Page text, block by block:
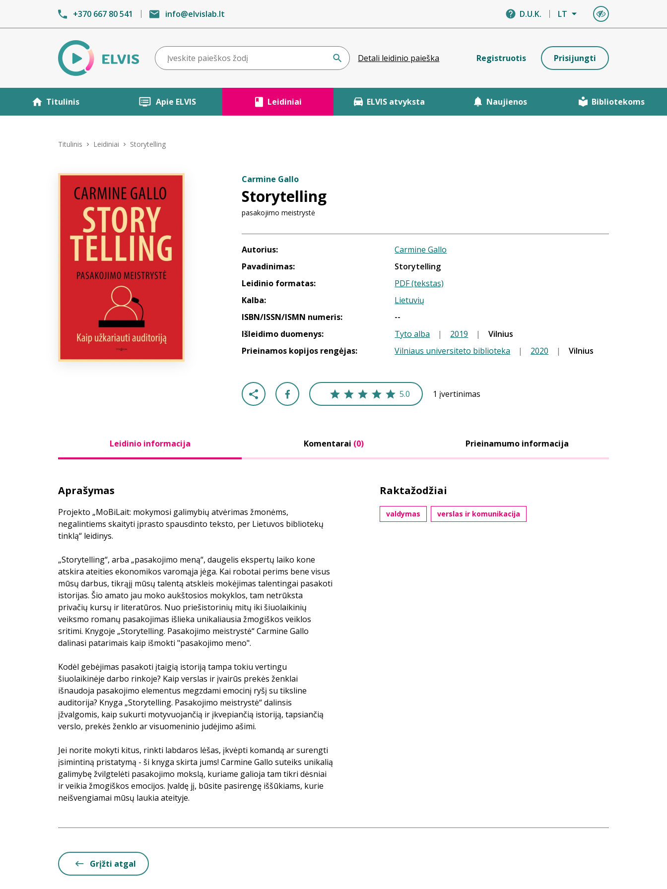
+370 667 80 541 info@elvislab.lt D.U.K. LT
Detali leidinio paieška Registruotis Prisijungti
Titulinis Apie ELVIS Leidiniai ELVIS atvyksta Naujienos Bibliotekoms
Titulinis Leidiniai Storytelling
Carmine Gallo
Storytelling
pasakojimo meistrystė
Autorius:
Carmine Gallo
Pavadinimas:
Storytelling
Leidinio formatas:
PDF (tekstas)
Kalba:
Lietuvių
ISBN/ISSN/ISMN numeris:
--
Išleidimo duomenys:
Tyto alba | 2019 |
Vilnius
Prieinamos kopijos rengėjas:
Vilniaus universiteto biblioteka | 2020 | Vilnius
5.0 1 įvertinimas
Leidinio informacija Komentarai (0) Prieinamumo informacija
Aprašymas
Projekto „MoBiLait: mokymosi galimybių atvėrimas žmonėms,
negalintiems skaityti įprasto spausdinto teksto, per Lietuvos bibliotekų
tinklą“ leidinys.
„Storytelling“, arba „pasakojimo meną“, daugelis ekspertų laiko kone
atskira ateities ekonomikos varomąja jėga. Kai robotai perims bene visus
mūsų darbus, tikrąjį mūsų talentą atskleis mokėjimas talentingai pasakoti
istorijas. Šio amato jau moko aukštosios mokyklos, tam netrūksta
privačių kursų ir literatūros. Nuo priešistorinių mitų iki šiuolaikinių
veiksmo romanų pasakojimas išlieka unikaliausia žmogiškos veiklos
sritimi. Knygoje „Storytelling. Pasakojimo meistrystė“ Carmine Gallo
dalinasi patarimais kaip išmokti "pasakojimo meno".
Kodėl gebėjimas pasakoti įtaigią istoriją tampa tokiu vertingu
šiuolaikinėje darbo rinkoje? Kaip verslas ir įvairūs prekės ženklai
išnaudoja pasakojimo elementus megzdami emocinį ryšį su tiksline
auditorija? Knyga „Storytelling. Pasakojimo meistrystė“ dalinsis
įžvalgomis, kaip sukurti motyvuojančią ir įkvepiančią istoriją, tapsiančią
verslo, prekės ženklo ar visuomeninio judėjimo ašimi.
Jei norite mokyti kitus, rinkti labdaros lėšas, įkvėpti komandą ar surengti
įsimintiną pristatymą - ši knyga skirta jums! Carmine Gallo suteiks unikalią
galimybę žvilgtelėti pasakojimo mokslą, kuriame galioja tam tikri dėsniai
ir veikia žmogiškos emocijos. Įvaldę jį, būsite pasirengę iššūkiams, kurie
neišvengiamai mūsų laukia ateityje.
Raktažodžiai
valdymas verslas ir komunikacija
Grįžti atgal